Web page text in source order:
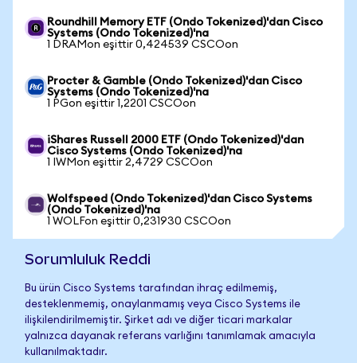
Roundhill Memory ETF (Ondo Tokenized)'dan Cisco
Systems (Ondo Tokenized)'na
1 DRAMon eşittir 0,424539 CSCOon
Procter & Gamble (Ondo Tokenized)'dan Cisco
Systems (Ondo Tokenized)'na
1 PGon eşittir 1,2201 CSCOon
iShares Russell 2000 ETF (Ondo Tokenized)'dan
Cisco Systems (Ondo Tokenized)'na
1 IWMon eşittir 2,4729 CSCOon
Wolfspeed (Ondo Tokenized)'dan Cisco Systems
(Ondo Tokenized)'na
1 WOLFon eşittir 0,231930 CSCOon
Sorumluluk Reddi
Bu ürün Cisco Systems tarafından ihraç edilmemiş,
desteklenmemiş, onaylanmamış veya Cisco Systems ile
ilişkilendirilmemiştir. Şirket adı ve diğer ticari markalar
yalnızca dayanak referans varlığını tanımlamak amacıyla
kullanılmaktadır.